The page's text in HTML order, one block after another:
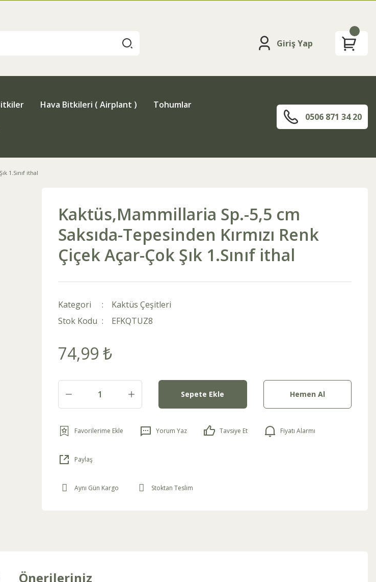
Giriş Yap
Hava Bitkileri ( Airplant ) Tohumlar
0506 871 34 20
1.Sınıf ithal
Kaktüs,Mammillaria Sp.-5,5 cm
Saksıda-Tepesinden Kırmızı Renk
Çiçek Açar-Çok Şık 1.Sınıf ithal
Kategori
Kaktüs Çeşitleri
Stok Kodu
EFKQTUZ8
74,99 ₺
Sepete Ekle Hemen Al
Yorum Yaz Tavsiye Et Fiyatı Alarmı
Paylaş
Aynı Gün Kargo Stoktan Teslim
Önerileriniz